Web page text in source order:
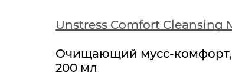
Очищающий мусс-комфорт,
200 мл